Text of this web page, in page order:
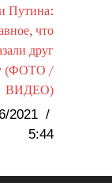
Путина:
что
друг
(ФОТО /
ВИДЕО)
2021 /
5:44